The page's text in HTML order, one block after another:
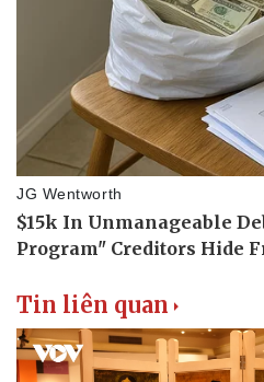
Vì cộng đồng
Tin liên quan